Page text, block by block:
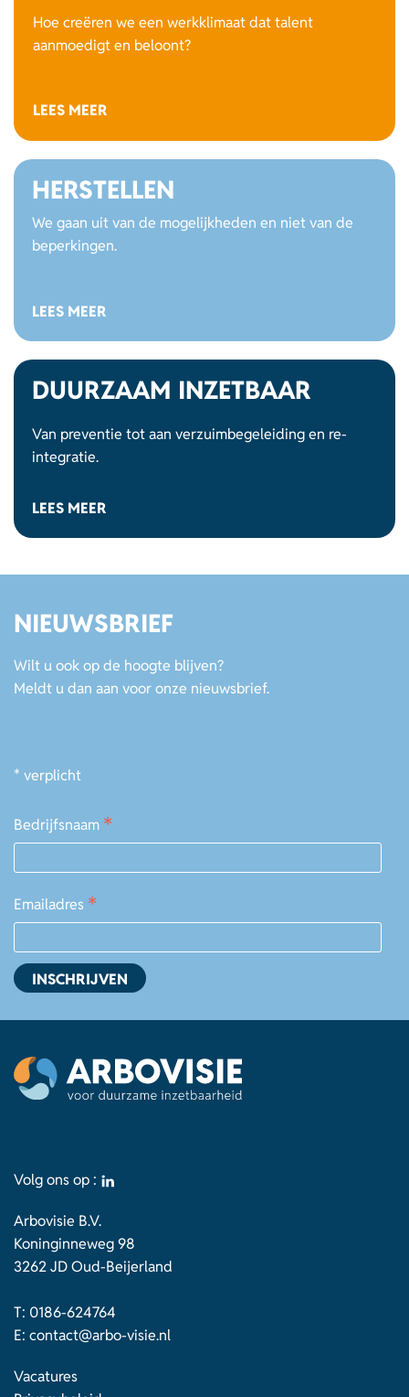
Hoe creëren we een werkklimaat dat talent
aanmoedigt en beloont?
LEES MEER
HERSTELLEN
We gaan uit van de mogelijkheden en niet van de
beperkingen.
LEES MEER
DUURZAAM INZETBAAR
Van preventie tot aan verzuimbegeleiding en re-
integratie.
LEES MEER
NIEUWSBRIEF
Wilt u ook op de hoogte blijven?
Meldt u dan aan voor onze nieuwsbrief.
* verplicht
Bedrijfsnaam *
Emailadres *
Volg ons op :
Arbovisie B.V.
Koninginneweg 98
3262 JD Oud-Beijerland
T: 0186-624764
E: contact@arbo-visie.nl
Vacatures